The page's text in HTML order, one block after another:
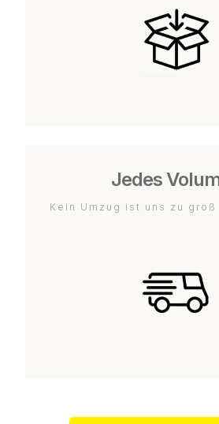
Jedes
Kein Umzug ist uns zu groß